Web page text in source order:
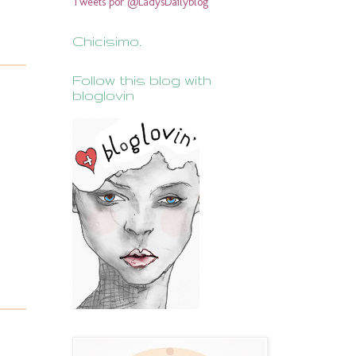
Chicisimo.
Follow this blog with
bloglovin